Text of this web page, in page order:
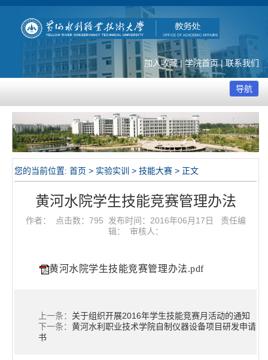
加入收藏| 学院首页|联系我们
导航
您的当前位置: 首页 > 实验实训 > 技能大赛 > 正文
黄河水院学生技能竞赛管理办法
作者： 点击数： 795 发布时间：2016年06月17日 责任编
辑： 审核人：
黄河水院学生技能竞赛管理办法.pdf
上一条： 关于组织开展2016年学生技能竞赛月活动的通知
下一条： 黄河水利职业技术学院自制仪器设备项目研发申请
书